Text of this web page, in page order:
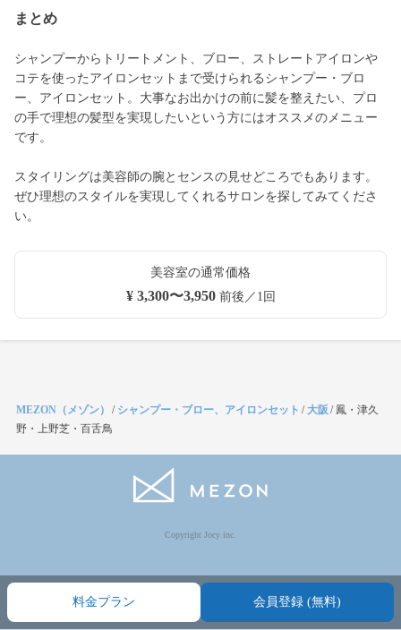
まとめ
シャンプーからトリートメント、ブロー、ストレートアイロンや
コテを使ったアイロンセットまで受けられるシャンプー・ブロ
ー、アイロンセット。大事なお出かけの前に髪を整えたい、プロ
の手で理想の髪型を実現したいという方にはオススメのメニュー
です。
スタイリングは美容師の腕とセンスの見せどころでもあります。
ぜひ理想のスタイルを実現してくれるサロンを探してみてくださ
い。
美容室の通常価格
¥ 3,300〜3,950前後／1回
料金プラン 会員登録 (無料)
MEZON（メゾン） / シャンプー・ブロー、アイロンセット /大阪 / 鳳・津久
野・上野芝・百舌鳥
Copyright Jocy inc.